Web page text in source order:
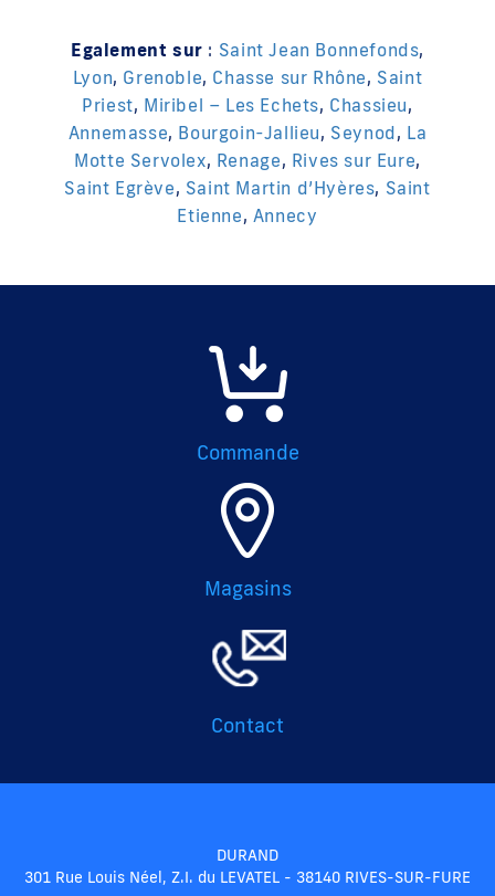
Egalement sur : Saint Jean Bonnefonds,
Lyon, Grenoble, Chasse sur Rhône, Saint
Priest, Miribel – Les Echets, Chassieu,
Annemasse, Bourgoin-Jallieu, Seynod, La
Motte Servolex, Renage, Rives sur Eure,
Saint Egrève, Saint Martin d’Hyères, Saint
Etienne, Annecy
Commande
Magasins
Contact
DURAND
301 Rue Louis Néel, Z.I. du LEVATEL - 38140 RIVES-SUR-FURE